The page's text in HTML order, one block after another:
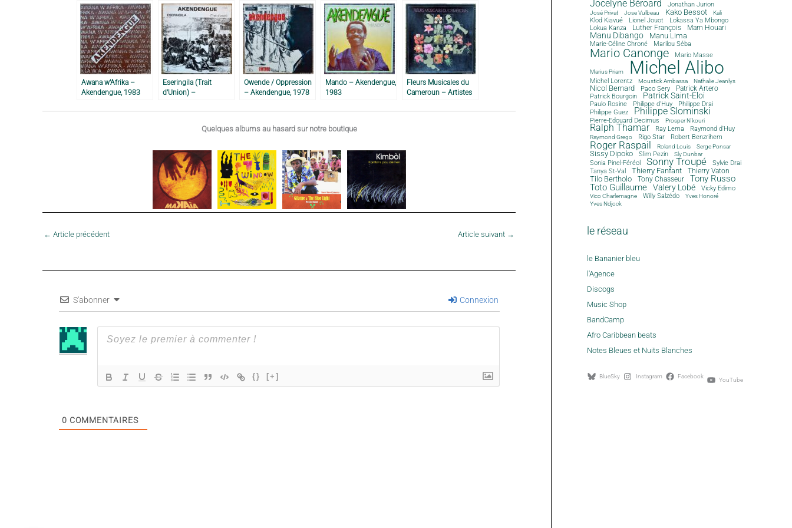
Awana w’Afrika –
Akendengue, 1983
Eseringila (Trait
d’Union) –
Owende / Oppression
– Akendengue, 1978
Mando – Akendengue,
1983
Fleurs Musicales du
Cameroun – Artistes
Quelques albums au hasard sur notre boutique
← Article précédent Article suivant →
S'abonner Connexion
{} [+]
0 COMMENTAIRES
Jocelyne Béroard Jonathan Jurion
José Privat Jose Vulbeau Kako Bessot Kali
Klod Kiavué Lionel Jouot
Lokassa Ya Mbongo
Lokua Kanza
Luther François Mam Houari
Manu Dibango Manu Lima
Marie-Céline Chroné Marilou Séba
Mario Canonge Mario Masse
Marius Priam Michel Alibo
Michel Lorentz Moustick Ambassa Nathalie Jeanlys
Nicol Bernard Paco Sery
Patrick Artero
Patrick Bourgoin
Patrick Saint-Eloi
Paulo Rosine Philippe d'Huy
Philippe Drai
Philippe Guez
Philippe Slominski
Pierre-Edouard Decimus Prosper N'kouri
Ralph Thamar Ray Lema Raymond d'Huy
Raymond Grego Rigo Star Robert Benzrihem
Roger Raspail Roland Louis Serge Ponsar
Sissy Dipoko Slim Pezin Sly Dunbar
Sonia Pinel-Féréol Sonny Troupé Sylvie Drai
Tanya St-Val Thierry Fanfant Thierry Vaton
Tilo Bertholo Tony Chasseur
Tony Russo
Toto Guillaume
Valery Lobé Vicky Edimo
Vico Charlemagne Willy Salzédo
Yves Honoré
Yves Ndjock
le réseau
le Bananier bleu
l'Agence
Discogs
Music Shop
BandCamp
Afro Caribbean beats
Notes Bleues et Nuits Blanches
BlueSky Instagram Facebook YouTube